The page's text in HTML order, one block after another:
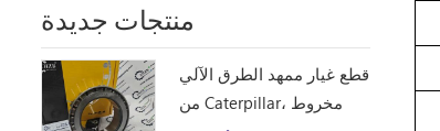
منتجات جديدة
قطع غيار ممهد الطرق الآلي
من Caterpillar، مخروط